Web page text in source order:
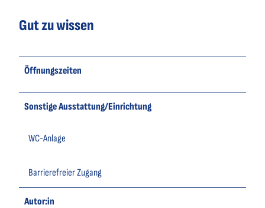
Gut zu wissen
Öffnungszeiten
Sonstige Ausstattung/Einrichtung
WC-Anlage
Barrierefreier Zugang
Autor:in